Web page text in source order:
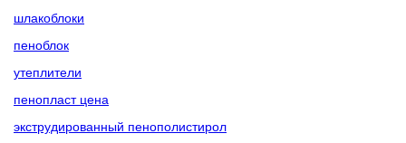
шлакоблоки
пеноблок
утеплители
пенопласт цена
экструдированный пенополистирол